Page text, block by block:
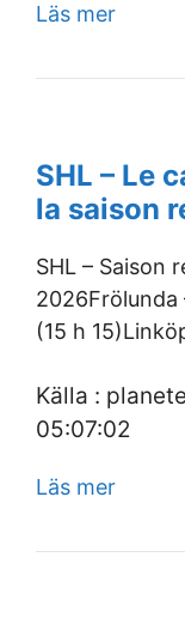
Läs mer
SHL – Le
la saison
SHL – Saison
2026Frölunda
(15 h
Källa :
05:07:02
Läs mer